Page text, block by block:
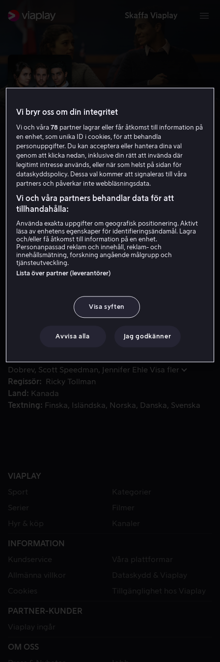
Skaffa Viaplay
Run This Town
15 år
Hyr 49 kr
Fast besluten att visa vad han går för får den unge
Fast besluten att visa vad han går för får den unge
journalisten Bram nys om en politisk skandal som
Dobrev Scott Speedman Jennifer Ehle Visa fler
Regissör
Ricky Tollman
Land
Kanada
Textning
Finska Isländska Norska Danska Svenska
VIAPLAY
Sport
Kategorier
Serier
Filmer
Hyr & köp
Kanaler
INFORMATION
Kundservice
Våra plattformar
Allmänna villkor
Dataskydd & Viaplay
Cookies
Tillgänglighet hos Viaplay
PARTNER-KUNDER
Viaplay ingår
OM OSS
Vi bryr oss om din integritet
Vi och våra78 partner lagrar eller får åtkomst till information på
en enhet, som unika ID i cookies, för att behandla
personuppgifter. Du kan acceptera eller hantera dina val
genom att klicka nedan, inklusive din rätt att invända där
legitimt intresse används, eller när som helst på sidan för
dataskyddspolicy. Dessa val kommer att signaleras till våra
partners och påverkar inte webbläsningsdata.
Vi och våra partners behandlar data för att
tillhandahålla:
Använda exakta uppgifter om geografisk positionering. Aktivt
läsa av enhetens egenskaper för identifieringsändamål. Lagra
och/eller få åtkomst till information på en enhet.
Personanpassad reklam och innehåll, reklam- och
innehållsmätning, forskning angående målgrupp och
tjänsteutveckling.
Lista över partner (leverantörer)
Visa syften
Avvisa alla Jag godkänner